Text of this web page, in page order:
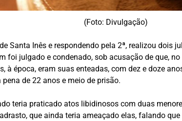
(Foto: Divulgação)
Santa Inês e respondendo pela 2ª, realizou dois
foi julgado e condenado, sob acusação de que,
à época, eram suas enteadas, com dez e doze
de 22 anos e meio de prisão.
teria praticado atos libidinosos com duas
que ainda teria ameaçado elas, falando